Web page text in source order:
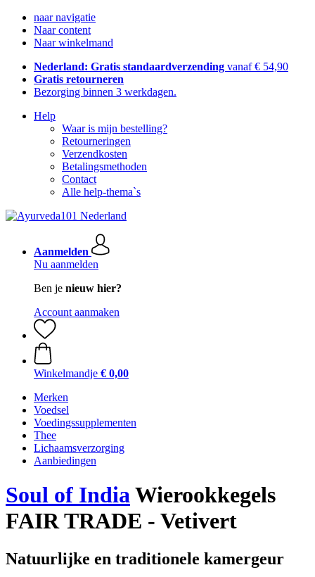
naar navigatie
Naar content
Naar winkelmand
Nederland: Gratis standaardverzending vanaf € 54,90
Gratis retourneren
Bezorging binnen 3 werkdagen.
Help
Waar is mijn bestelling?
Retourneringen
Verzendkosten
Betalingsmethoden
Contact
Alle help-thema`s
Aanmelden
Nu aanmelden
Ben je nieuw hier?
Account aanmaken
Winkelmandje € 0,00
Merken
Voedsel
Voedingssupplementen
Thee
Lichaamsverzorging
Aanbiedingen
Soul of IndiaWierookkegels
FAIR TRADE - Vetivert
Natuurlijke en traditionele kamergeur